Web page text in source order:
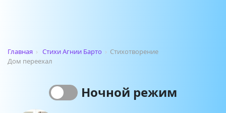
Главная › Стихи Агнии Барто › Стихотворение
Дом переехал
Ночной режим